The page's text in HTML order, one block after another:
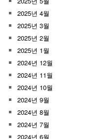
2025년 4월
2025년 3월
2025년 2월
2025년 1월
2024년 12월
2024년 11월
2024년 10월
2024년 9월
2024년 8월
2024년 7월
2024년 6월